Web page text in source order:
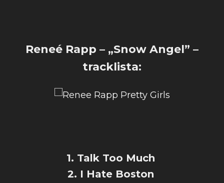
Reneé Rapp – „Snow Angel” –
tracklista:
1. Talk Too Much
2. I Hate Boston